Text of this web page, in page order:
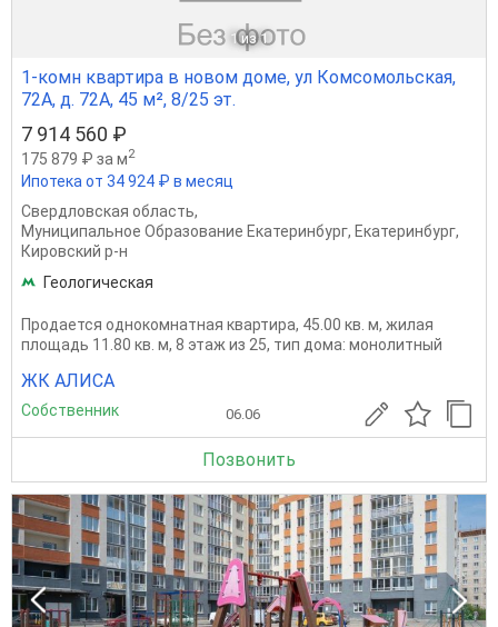
1 из 1
1-комн квартира в новом доме, ул Комсомольская,
72А, д. 72А, 45 м², 8/25 эт.
7 914 560 ₽
175 879 ₽ за м2
Ипотека от 34 924 ₽ в месяц
Свердловская область,
Муниципальное Образование Екатеринбург, Екатеринбург,
Кировский р-н
Геологическая
Продается однокомнатная квартира, 45.00 кв. м, жилая
площадь 11.80 кв. м, 8 этаж из 25, тип дома: монолитный
ЖК АЛИСА
Собственник 06.06
Позвонить